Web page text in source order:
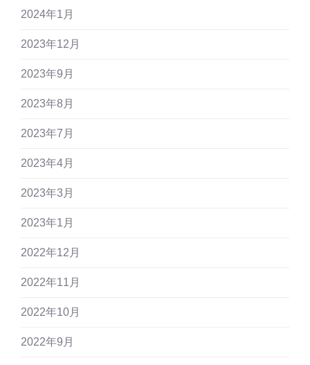
2024年1月
2023年12月
2023年9月
2023年8月
2023年7月
2023年4月
2023年3月
2023年1月
2022年12月
2022年11月
2022年10月
2022年9月